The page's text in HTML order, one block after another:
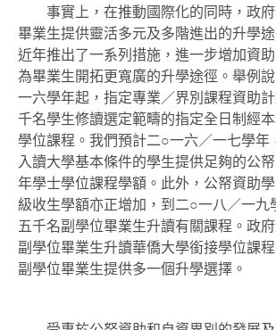
事實上，在推動國際化的同時，政府
畢業生提供靈活多元及多階進出的升學
近年推出了一系列措施，進一步增加資
為畢業生開拓更寬廣的升學途徑。舉例
一六學年起，指定專業／界別課程資助
千名學生修讀選定範疇的指定全日制經
學位課程。我們預計二○一六／一七學年
入讀大學基本條件的學生提供足夠的公
年學士學位課程學額。此外，公帑資助
級收生學額亦正增加，到二○一八／一九
五千名副學位畢業生升讀有關課程。政
副學位畢業生升讀華僑大學銜接學位課
副學位畢業生提供多一個升學選擇。